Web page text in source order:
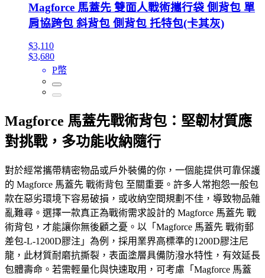
Magforce 馬蓋先 雙面人戰術攜行袋 側背包 單
肩協跨包 斜背包 側背包 托特包(卡其灰)
$3,110
$3,680
P幣
Magforce 馬蓋先戰術背包：堅韌材質應
對挑戰，多功能收納隨行
對於經常攜帶精密物品或戶外裝備的你，一個能提供可靠保護
的 Magforce 馬蓋先 戰術背包 至關重要。許多人常抱怨一般包
款在惡劣環境下容易破損，或收納空間規劃不佳，導致物品雜
亂難尋。選擇一款真正為戰術需求設計的 Magforce 馬蓋先 戰
術背包，才能讓你無後顧之憂。以「Magforce 馬蓋先 戰術郵
差包-L-1200D膠注」為例，採用業界高標準的1200D膠注尼
龍，此材質耐磨抗撕裂，表面塗層具備防潑水特性，有效延長
包體壽命。若需輕量化與快速取用，可考慮「Magforce 馬蓋